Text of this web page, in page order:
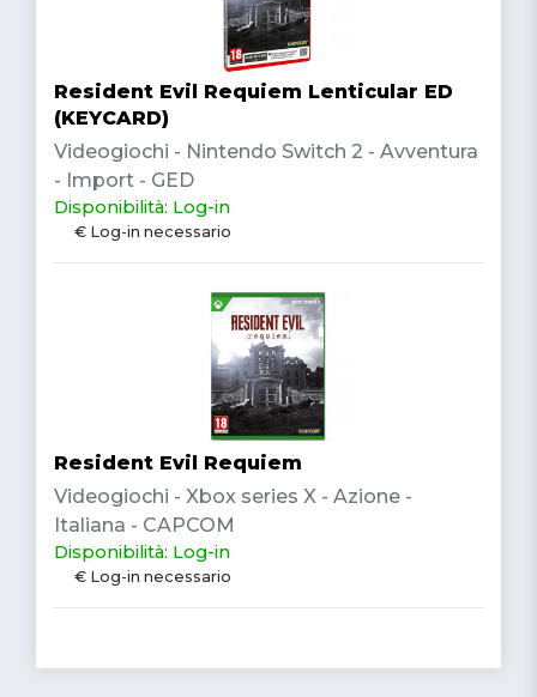
Resident Evil Requiem Lenticular ED
(KEYCARD)
Videogiochi - Nintendo Switch 2 - Avventura
- Import - GED
Disponibilità: Log-in
€ Log-in necessario
Resident Evil Requiem
Videogiochi - Xbox series X - Azione -
Italiana - CAPCOM
Disponibilità: Log-in
€ Log-in necessario